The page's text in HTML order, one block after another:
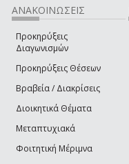
ΑΝΑΚΟΙΝΩΣΕΙΣ
Προκηρύξεις
Διαγωνισμών
Προκηρύξεις Θέσεων
Βραβεία / Διακρίσεις
Διοικητικά Θέματα
Μεταπτυχιακά
Φοιτητική Μέριμνα